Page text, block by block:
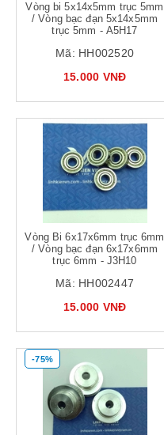
Vòng bi 5x14x5mm trục 5mm
/ Vòng bạc đạn 5x14x5mm
trục 5mm - A5H17
Mã: HH002520
15.000 VNĐ
Vòng Bi 6x17x6mm trục 6mm
/ Vòng bạc đạn 6x17x6mm
trục 6mm - J3H10
Mã: HH002447
15.000 VNĐ
-75%